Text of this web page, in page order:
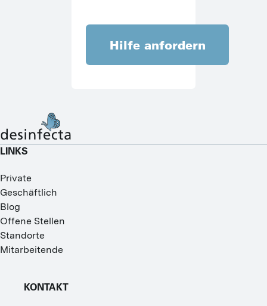
Hilfe anfordern
LINKS
Private
Geschäftlich
Blog
Offene Stellen
Standorte
Mitarbeitende
KONTAKT